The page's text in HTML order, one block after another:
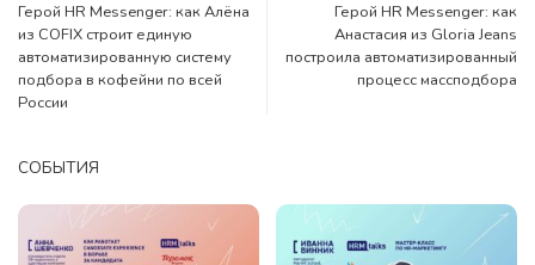
Герой HR Messenger: как Алёна
из COFIX строит единую
автоматизированную систему
подбора в кофейни по всей
России
Герой HR Messenger: как
Анастасия из Gloria Jeans
построила автоматизированный
процесс массподбора
СОБЫТИЯ